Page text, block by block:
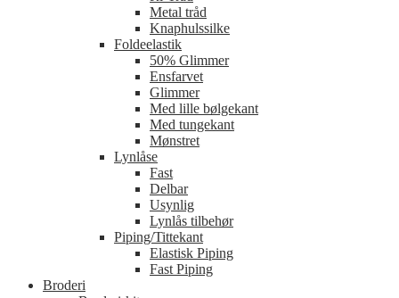
Metal tråd
Knaphulssilke
Foldeelastik
50% Glimmer
Ensfarvet
Glimmer
Med lille bølgekant
Med tungekant
Mønstret
Lynlåse
Fast
Delbar
Usynlig
Lynlås tilbehør
Piping/Tittekant
Elastisk Piping
Fast Piping
Broderi